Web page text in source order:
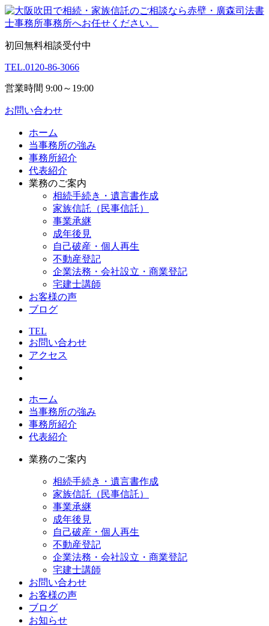
初回無料相談受付中
TEL.0120-86-3066
営業時間 9:00～19:00
お問い合わせ
ホーム
当事務所の強み
事務所紹介
代表紹介
業務のご案内
相続手続き・遺言書作成
家族信託（民事信託）
事業承継
成年後見
自己破産・個人再生
不動産登記
企業法務・会社設立・商業登記
宅建士講師
お客様の声
ブログ
TEL
お問い合わせ
アクセス
ホーム
当事務所の強み
事務所紹介
代表紹介
業務のご案内
相続手続き・遺言書作成
家族信託（民事信託）
事業承継
成年後見
自己破産・個人再生
不動産登記
企業法務・会社設立・商業登記
宅建士講師
お問い合わせ
お客様の声
ブログ
お知らせ